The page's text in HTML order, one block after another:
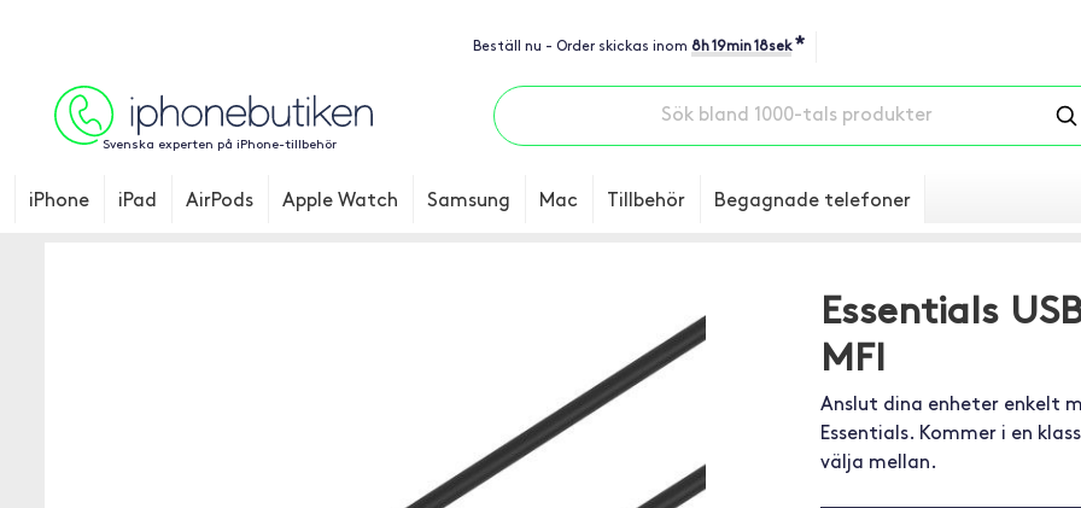
Beställ nu - Order skickas inom 8h 19min 17sek *
Svenska experten på iPhone-tillbehör
iPhone iPad AirPods Apple Watch Samsung Mac Tillbehör Begagnade telefoner
Essentials
MFI
Anslut dina enheter enkelt
Essentials. Kommer i en
välja mellan.